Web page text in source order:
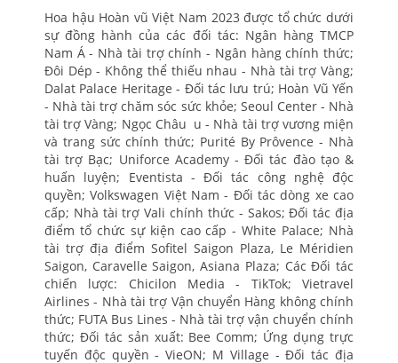
Hoa hậu Hoàn vũ Việt Nam 2023 được tổ chức dưới
sự đồng hành của các đối tác: Ngân hàng TMCP
Nam Á - Nhà tài trợ chính - Ngân hàng chính thức;
Đôi Dép - Không thể thiếu nhau - Nhà tài trợ Vàng;
Dalat Palace Heritage - Đối tác lưu trú; Hoàn Vũ Yến
- Nhà tài trợ chăm sóc sức khỏe; Seoul Center - Nhà
tài trợ Vàng; Ngọc Châu u - Nhà tài trợ vương miện
và trang sức chính thức; Purité By Prôvence - Nhà
tài trợ Bạc; Uniforce Academy - Đối tác đào tạo &
huấn luyện; Eventista - Đối tác công nghệ độc
quyền; Volkswagen Việt Nam - Đối tác dòng xe cao
cấp; Nhà tài trợ Vali chính thức - Sakos; Đối tác địa
điểm tổ chức sự kiện cao cấp - White Palace; Nhà
tài trợ địa điểm Sofitel Saigon Plaza, Le Méridien
Saigon, Caravelle Saigon, Asiana Plaza; Các Đối tác
chiến lược: Chicilon Media - TikTok; Vietravel
Airlines - Nhà tài trợ Vận chuyển Hàng không chính
thức; FUTA Bus Lines - Nhà tài trợ vận chuyển chính
thức; Đối tác sản xuất: Bee Comm; Ứng dụng trực
tuyến độc quyền - VieON; M Village - Đối tác địa